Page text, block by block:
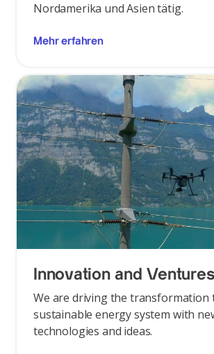
Nordamerika und Asien tätig.
Mehr erfahren
Innovation and Ventures
We are driving the transformation
sustainable energy system with
technologies and ideas.